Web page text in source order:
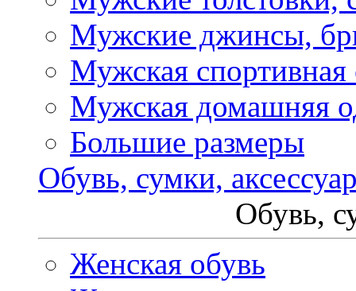
Мужские джинсы,
Мужская спортивная
Мужская домашняя
Большие размеры
Обувь, сумки,
Обувь,
Женская обувь